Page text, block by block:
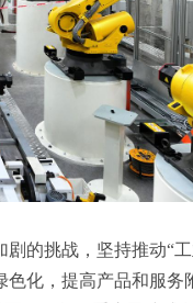
的挑战，坚持推动“
化，提高产品和服务